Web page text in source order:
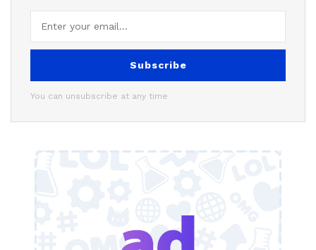
Subscribe
You can unsubscribe at any time